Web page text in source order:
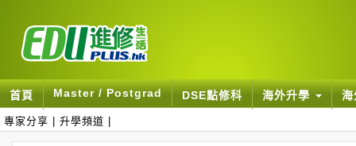
首頁 Master / Postgrad DSE點修科 海外升學
專家分享 升學頻道